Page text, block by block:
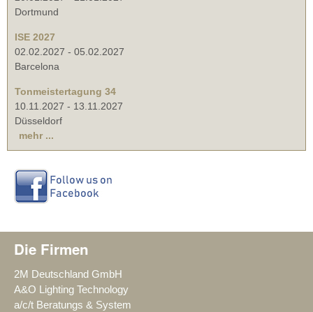
Dortmund
ISE 2027
02.02.2027 - 05.02.2027
Barcelona
Tonmeistertagung 34
10.11.2027 - 13.11.2027
Düsseldorf
mehr ...
Die Firmen
2M Deutschland GmbH
A&O Lighting Technology
a/c/t Beratungs & System